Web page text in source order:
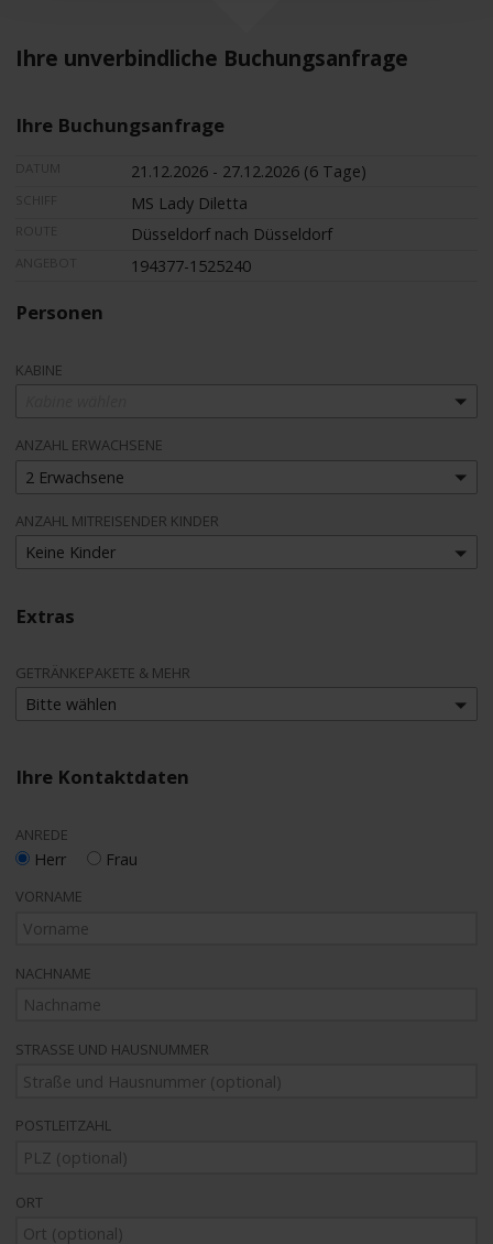
Ihre unverbindliche Buchungsanfrage
Ihre Buchungsanfrage
21.12.2026 - 27.12.2026 (6 Tage)
MS Lady Diletta
Düsseldorf nach Düsseldorf
194377-1525240
Personen
KABINE
ANZAHL ERWACHSENE
2 Erwachsene
ANZAHL MITREISENDER KINDER
Keine Kinder
Extras
GETRÄNKEPAKETE & MEHR
Bitte wählen
Ihre Kontaktdaten
ANREDE
Herr Frau
VORNAME
NACHNAME
STRASSE UND HAUSNUMMER
POSTLEITZAHL
ORT